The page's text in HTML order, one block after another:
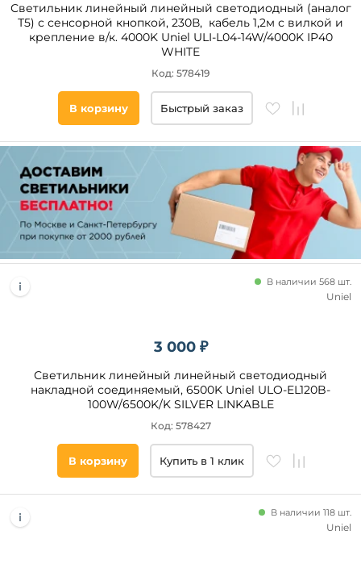
Светильник линейный линейный светодиодный (аналог
Т5) с сенсорной кнопкой, 230В, кабель 1,2м с вилкой и
крепление в/к. 4000K Uniel ULI-L04-14W/4000K IP40
WHITE
Код: 578419
В корзину Быстрый заказ
3 000 ₽
Светильник линейный линейный светодиодный
накладной соединяемый, 6500K Uniel ULO-EL120B-
100W/6500K/K SILVER LINKABLE
В наличии 568 шт.
Код: 578427
Uniel
В корзину Купить в 1 клик
В наличии 118 шт.
Uniel